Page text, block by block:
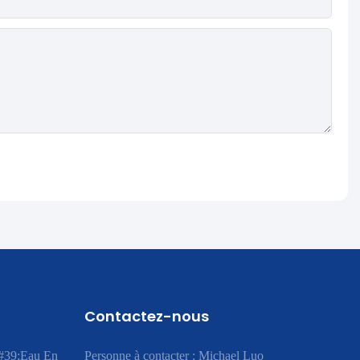
En
Contactez-nous
Personne à contacter : Michael Luo